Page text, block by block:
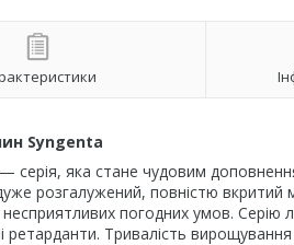
Syngenta
серія, яка стане чудовим
розгалужений, повністю вкритий
несприятливих погодних умов.
Тривалість